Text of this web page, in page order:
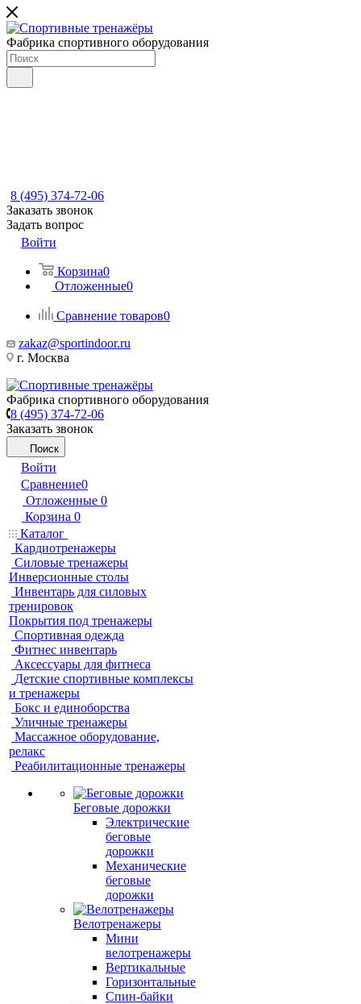
Фабрика спортивного оборудования
8 (495) 374-72-06
Заказать звонок
Задать вопрос
Войти
Корзина0
Отложенные0
Сравнение товаров0
zakaz@sportindoor.ru
г. Москва
Фабрика спортивного оборудования
8 (495) 374-72-06
Заказать звонок
Поиск
Войти
Сравнение0
Отложенные 0
Корзина 0
Каталог
Кардиотренажеры
Силовые тренажеры
Инверсионные столы
Инвентарь для силовых
тренировок
Покрытия под тренажеры
Спортивная одежда
Фитнес инвентарь
Аксессуары для фитнеса
Детские спортивные комплексы
и тренажеры
Бокс и единоборства
Уличные тренажеры
Массажное оборудование,
релакс
Реабилитационные тренажеры
Беговые дорожки
Электрические
беговые
дорожки
Механические
беговые
дорожки
Велотренажеры
Мини
велотренажеры
Вертикальные
Горизонтальные
Спин-байки